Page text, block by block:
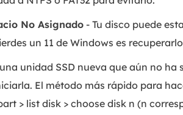
No Asignado - Tu disco puede
un 11 de Windows es
unidad SSD nueva que aún no ha
El método más rápido para
> list disk > choose disk n (n